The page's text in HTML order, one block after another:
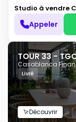
Studio à vendre
Appeler
TOUR 33 -
Casablanca
Livré
Découvrir